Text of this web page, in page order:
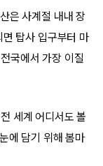
은 사계절 내내 장
탑사 입구부터 마
국에서 가장 이질
세계 어디서도 볼
에 담기 위해 봄마